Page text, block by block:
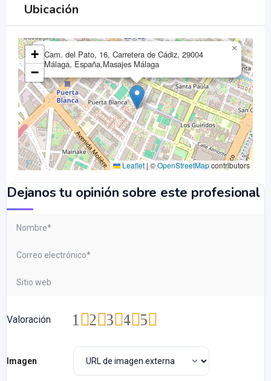
Ubicación
Cam. del Pato, 16, Carretera de Cádiz, 29004
Málaga, España,Masajes Málaga
×
+
−
Leaflet| ©OpenStreetMapcontributors
Dejanos tu opinión sobre este profesional
Valoración 5
4
3
2
1
Imagen